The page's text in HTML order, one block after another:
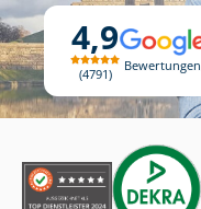
4,9
4791
Bewertungen